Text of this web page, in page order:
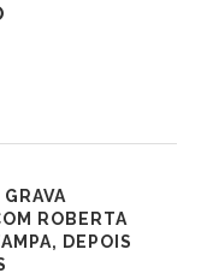
ROBERTA
DEPOIS